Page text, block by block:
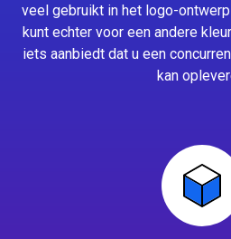
veel gebruikt in het logo-
kunt echter voor een andere
iets aanbiedt dat u een
kan